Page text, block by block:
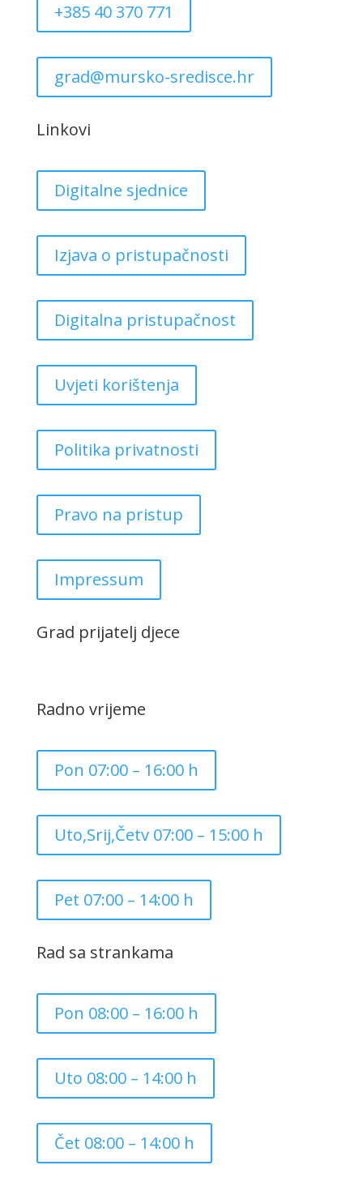
+385 40 370 771
grad@mursko-sredisce.hr
Linkovi
Digitalne sjednice
Izjava o pristupačnosti
Digitalna pristupačnost
Uvjeti korištenja
Politika privatnosti
Pravo na pristup
Impressum
Grad prijatelj djece
Radno vrijeme
Pon 07:00 – 16:00 h
Uto,Srij,Četv 07:00 – 15:00 h
Pet 07:00 – 14:00 h
Rad sa strankama
Pon 08:00 – 16:00 h
Uto 08:00 – 14:00 h
Čet 08:00 – 14:00 h